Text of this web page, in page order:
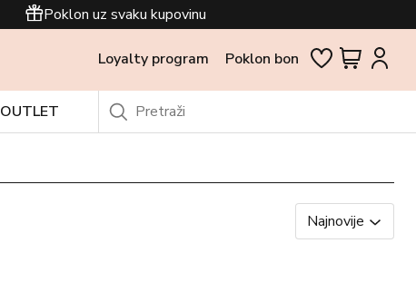
Poklon uz svaku kupovinu
Loyalty program Poklon bon
OUTLET
Najnovije